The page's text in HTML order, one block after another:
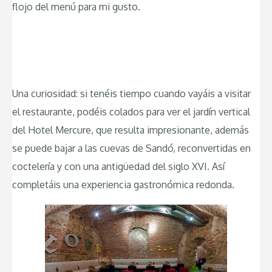
flojo del menú para mi gusto.
Una curiosidad: si tenéis tiempo cuando vayáis a visitar
el restaurante, podéis colados para ver el jardín vertical
del Hotel Mercure, que resulta impresionante, además
se puede bajar a las cuevas de Sandó, reconvertidas en
coctelería y con una antigüedad del siglo XVI. Así
completáis una experiencia gastronómica redonda.